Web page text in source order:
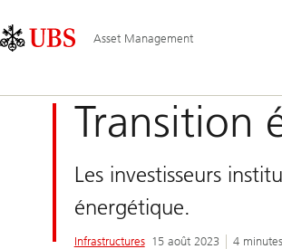
Area
principale
Asset Management
Transition
Les investisseurs
énergétique.
Infrastructures 15 août 2023 4